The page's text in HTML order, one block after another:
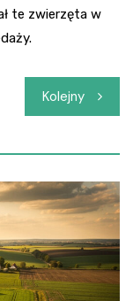
te zwierzęta w
Kolejny